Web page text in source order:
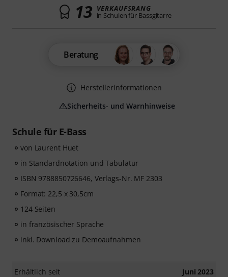
Schule für E-Bass
von Laurent Huet
in Standardnotation und Tabulatur
ISBN 9788850726646, Verlags-Nr. MF 2303
Format: 22,5 x 30,5cm
124 Seiten
in französischer Sprache
inkl. Download zu Demoaufnahmen
Erhältlich seit Juni 2023
13 VERKAUFSRANG
in Schulen für Bassgitarre
Beratung
Herstellerinformationen
Sicherheits- und Warnhinweise